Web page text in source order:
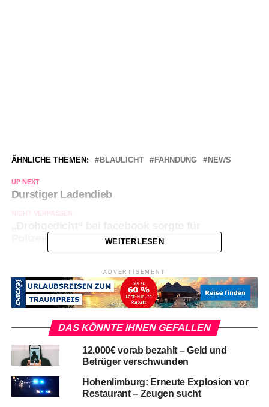
ÄHNLICHE THEMEN: BLAULICHT FAHNDUNG NEWS
UP NEXT
Durstiger Ladendieb
NICHT VERPASSEN
WEITERLESEN
ADVERTISEMENT
DAS KÖNNTE IHNEN GEFALLEN
12.000€ vorab bezahlt – Geld und
Betrüger verschwunden
Hohenlimburg: Erneute Explosion vor
Restaurant – Zeugen sucht